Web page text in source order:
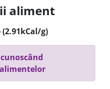
aliment
(2.91kCal/g)